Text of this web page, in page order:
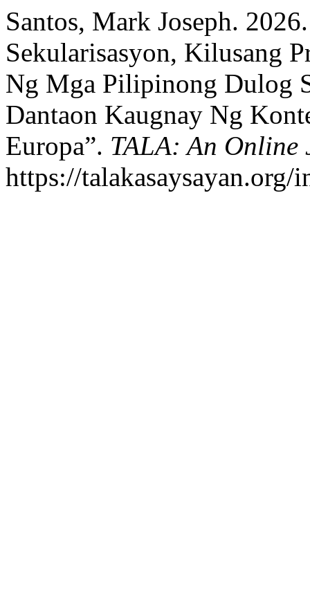
Santos, Mark Joseph.
Sekularisasyon, Kilusang
Ng Mga Pilipinong Dulog
Dantaon Kaugnay Ng
Europa”. TALA: An
https://